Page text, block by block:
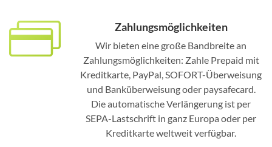
Zahlungsmöglichkeiten
Wir bieten eine große Bandbreite an
Zahlungsmöglichkeiten: Zahle Prepaid mit
Kreditkarte, PayPal, SOFORT-Überweisung
und Banküberweisung oder paysafecard.
Die automatische Verlängerung ist per
SEPA-Lastschrift in ganz Europa oder per
Kreditkarte weltweit verfügbar.